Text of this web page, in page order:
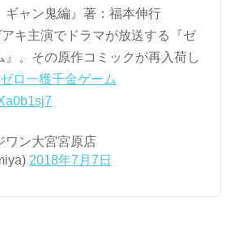
ャン鬼編』著：福本伸行
キ主演でドラマが放送する『ゼ
』。その原作コミックが再入荷し
ロ一獲千金ゲーム
ン大宮宮原店
2018年7月7日